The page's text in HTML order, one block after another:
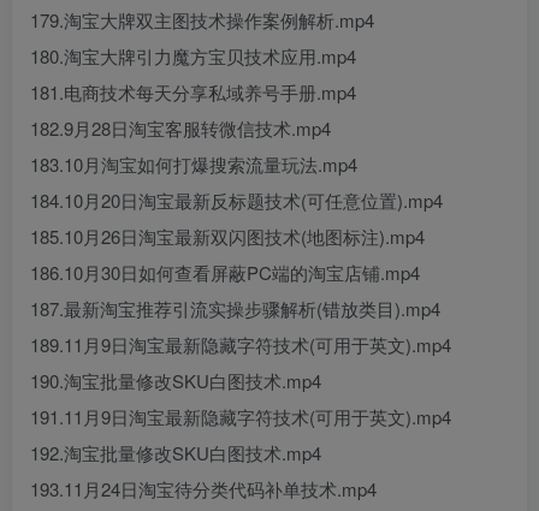
179.淘宝大牌双主图技术操作案例解析.mp4
180.淘宝大牌引力魔方宝贝技术应用.mp4
181.电商技术每天分享私域养号手册.mp4
182.9月28日淘宝客服转微信技术.mp4
183.10月淘宝如何打爆搜索流量玩法.mp4
184.10月20日淘宝最新反标题技术(可任意位置).mp4
185.10月26日淘宝最新双闪图技术(地图标注).mp4
186.10月30日如何查看屏蔽PC端的淘宝店铺.mp4
187.最新淘宝推荐引流实操步骤解析(错放类目).mp4
189.11月9日淘宝最新隐藏字符技术(可用于英文).mp4
190.淘宝批量修改SKU白图技术.mp4
191.11月9日淘宝最新隐藏字符技术(可用于英文).mp4
192.淘宝批量修改SKU白图技术.mp4
193.11月24日淘宝待分类代码补单技术.mp4